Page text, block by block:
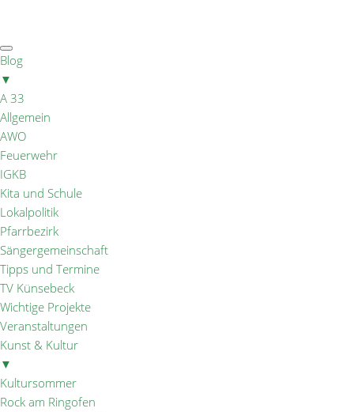
Blog
▼
A 33
Allgemein
AWO
Feuerwehr
IGKB
Kita und Schule
Lokalpolitik
Pfarrbezirk
Sängergemeinschaft
Tipps und Termine
TV Künsebeck
Wichtige Projekte
Veranstaltungen
Kunst & Kultur
▼
Kultursommer
Rock am Ringofen